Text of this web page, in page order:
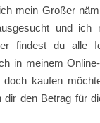
mein Großer
und ich
findest du alle
in meinem
kaufen
dir den Betrag für